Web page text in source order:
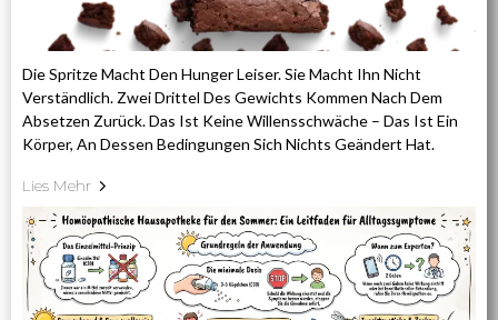
Die Spritze Macht Den Hunger Leiser. Sie Macht Ihn Nicht
Verständlich. Zwei Drittel Des Gewichts Kommen Nach Dem
Absetzen Zurück. Das Ist Keine Willensschwäche – Das Ist Ein
Körper, An Dessen Bedingungen Sich Nichts Geändert Hat.
Lies Mehr